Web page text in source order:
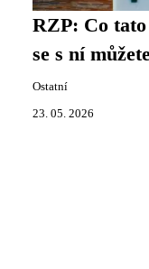
RZP: Co
se s ní
Ostatní
23. 05. 2026